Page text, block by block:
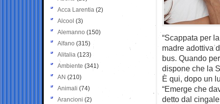
“Scappata per
madre adottiva
bus. Quando
dispone che la
È qui, dopo un
“Emerge che
detto dal
Acca Larentia (2)
Alcool (3)
Alemanno (150)
Alfano (315)
Alitalia (123)
Ambiente (341)
AN (210)
Animali (74)
Arancioni (2)